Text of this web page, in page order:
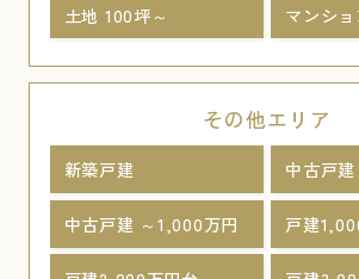
土地 100坪～ マンショ
その他エリア
新築戸建 中古戸建
中古戸建 ～1,000万円 戸建